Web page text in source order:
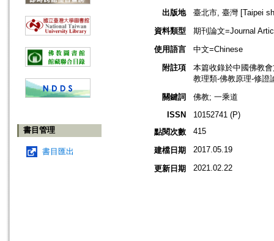
書目管理
書目匯出
出版地
臺北市, 臺灣 [Taipei
資料類型
期刊論文=Journal
使用語言
中文=Chinese
附註項
本篇收錄於中國佛教
教理類-佛教原理-修證
關鍵詞
佛教; 一乘道
ISSN
10152741 (P)
點閱次數
415
建檔日期 2017.05.19
更新日期 2021.02.22